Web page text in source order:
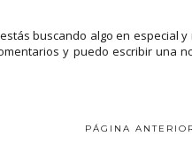
buscando algo en especial y
y puedo escribir una
PÁGINA